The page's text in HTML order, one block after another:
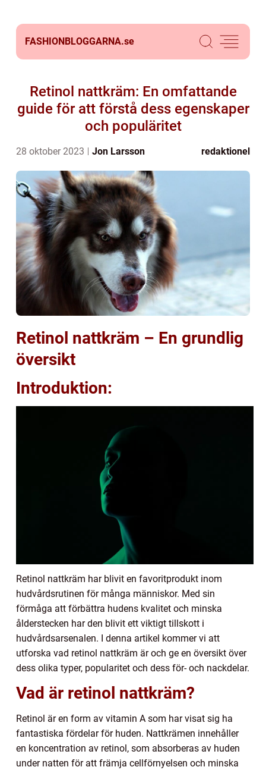
FASHIONBLOGGARNA.se
Retinol nattkräm: En omfattande
guide för att förstå dess egenskaper
och populäritet
28 oktober 2023 Jon Larsson redaktionel
Retinol nattkräm – En grundlig
översikt
Introduktion:
Retinol nattkräm har blivit en favoritprodukt inom
hudvårdsrutinen för många människor. Med sin
förmåga att förbättra hudens kvalitet och minska
ålderstecken har den blivit ett viktigt tillskott i
hudvårdsarsenalen. I denna artikel kommer vi att
utforska vad retinol nattkräm är och ge en översikt över
dess olika typer, popularitet och dess för- och nackdelar.
Vad är retinol nattkräm?
Retinol är en form av vitamin A som har visat sig ha
fantastiska fördelar för huden. Nattkrämen innehåller
en koncentration av retinol, som absorberas av huden
under natten för att främja cellförnyelsen och minska